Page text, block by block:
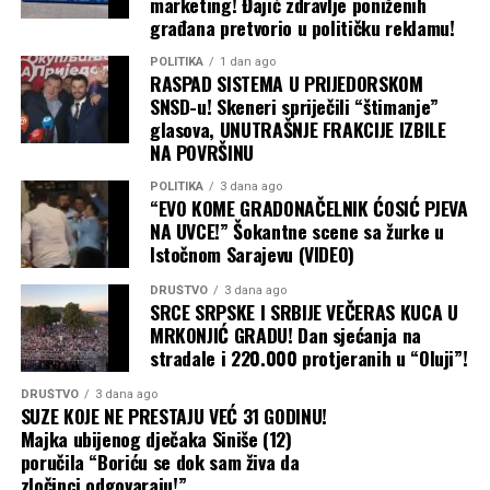
sagledajte trenutnu emotivnu situaciju onakvom kakva
Zdravlje: Pijte više tečnosti i unosite vitamine.
važan projekat.
Zdravlje: Osjećate umor. Vrijeme je za kraći predah od
obaveza.
VAGA
Ljubav: Ljubavni život ulazi u mirniju fazu. Vage u vezi
prave planove za zajedničko putovanje, dok slobodni
pripadnici znaka mogu očekivati flert na radnom mjestu.
Posao: Povoljan dan za pregovore i saradnju sa
inostranstvom. Vaše diplomatske sposobnosti donose
vam veliku prednost u odnosu na konkurenciju.
Zdravlje: Mogući su problemi sa cirkulacijom. Unosite
više tečnosti.
ŠKORPIJA
Ljubav: Danas vas očekuje otvoren i dramatičan razgovor
građana pretvorio u političku reklamu!
POLITIKA 1 dan ago
RASPAD SISTEMA U PRIJEDORSKOM
SNSD-u! Skeneri spriječili “štimanje”
glasova, UNUTRAŠNJE FRAKCIJE IZBILE
NA POVRŠINU
POLITIKA 3 dana ago
“EVO KOME GRADONAČELNIK ĆOSIĆ PJEVA
NA UVCE!” Šokantne scene sa žurke u
Istočnom Sarajevu (VIDEO)
DRUŠTVO 3 dana ago
SRCE SRPSKE I SRBIJE VEČERAS KUCA U
MRKONJIĆ GRADU! Dan sjećanja na
stradale i 220.000 protjeranih u “Oluji”!
DRUŠTVO 3 dana ago
SUZE KOJE NE PRESTAJU VEĆ 31 GODINU!
Majka ubijenog dječaka Siniše (12)
poručila “Boriću se dok sam živa da